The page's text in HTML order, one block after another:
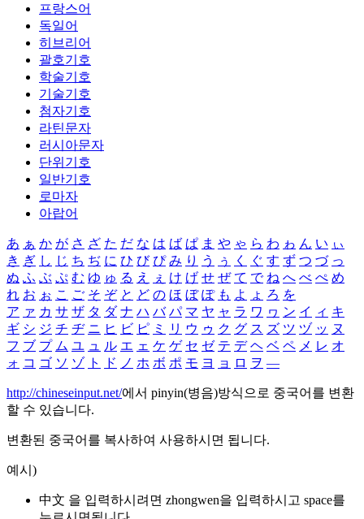
프랑스어
독일어
히브리어
괄호기호
학술기호
기술기호
첨자기호
라틴문자
러시아문자
단위기호
일반기호
로마자
아랍어
あ ぁ か が さ ざ た だ な は ば ぱ ま や ゃ ら わ ゎ ん い ぃ
き ぎ し じ ち ぢ に ひ び ぴ み り う ぅ く ぐ す ず つ づ っ
ぬ ふ ぶ ぷ む ゆ ゅ る え ぇ け げ せ ぜ て で ね へ べ ぺ め
れ お ぉ こ ご そ ぞ と ど の ほ ぼ ぽ も よ ょ ろ を
ア ァ カ サ ザ タ ダ ナ ハ バ パ マ ヤ ャ ラ ワ ヮ ン イ ィ キ
ギ シ ジ チ ヂ ニ ヒ ビ ピ ミ リ ウ ゥ ク グ ス ズ ツ ヅ ッ ヌ
フ ブ プ ム ユ ュ ル エ ェ ケ ゲ セ ゼ テ デ ヘ ベ ペ メ レ オ
ォ コ ゴ ソ ゾ ト ド ノ ホ ボ ポ モ ヨ ョ ロ ヲ ―
http://chineseinput.net/에서 pinyin(병음)방식으로 중국어를 변환
할 수 있습니다.
변환된 중국어를 복사하여 사용하시면 됩니다.
예시)
中文 을 입력하시려면 zhongwen을 입력하시고 space를